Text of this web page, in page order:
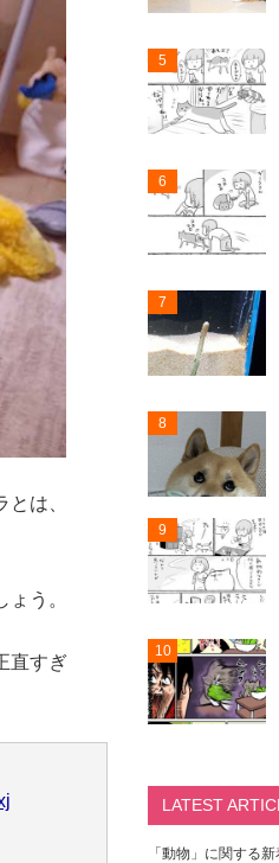
は、
う。
直すぎ
5
6
7
8
9
10
LATEST
「動物」に関する